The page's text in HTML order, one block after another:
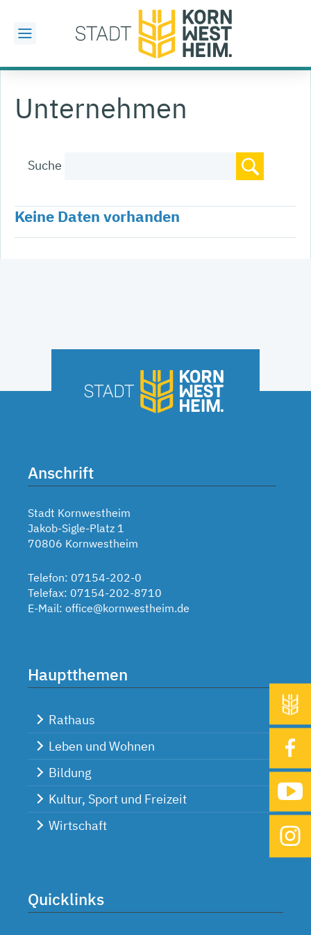
Unternehmen
Suche
Keine Daten vorhanden
Anschrift
Stadt Kornwestheim
Jakob-Sigle-Platz 1
70806 Kornwestheim
Telefon: 07154-202-0
Telefax: 07154-202-8710
E-Mail: office@kornwestheim.de
Hauptthemen
Rathaus
Leben und Wohnen
Bildung
Kultur, Sport und Freizeit
Wirtschaft
Quicklinks